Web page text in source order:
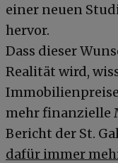
einer neuen
hervor.
Dass dieser
Realität wird,
mehr finanzielle
Bericht der St.
dafür immer